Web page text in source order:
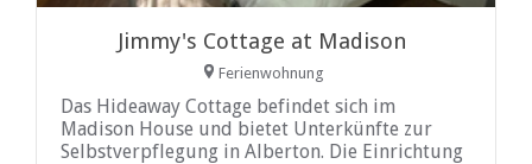
Jimmy's Cottage at Madison
Ferienwohnung
Das Hideaway Cottage befindet sich im
Madison House und bietet Unterkünfte zur
Selbstverpflegung in Alberton. Die Einrichtung